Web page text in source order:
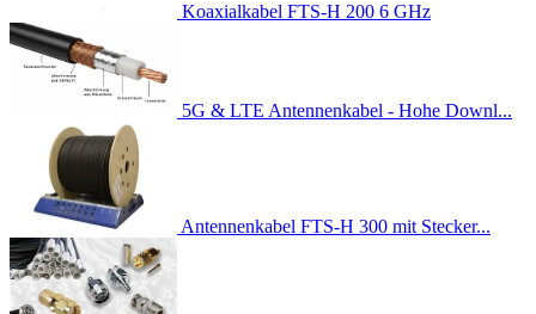
Koaxialkabel FTS-H 200 6 GHz
5G & LTE Antennenkabel - Hohe Downl...
Antennenkabel FTS-H 300 mit Stecker...